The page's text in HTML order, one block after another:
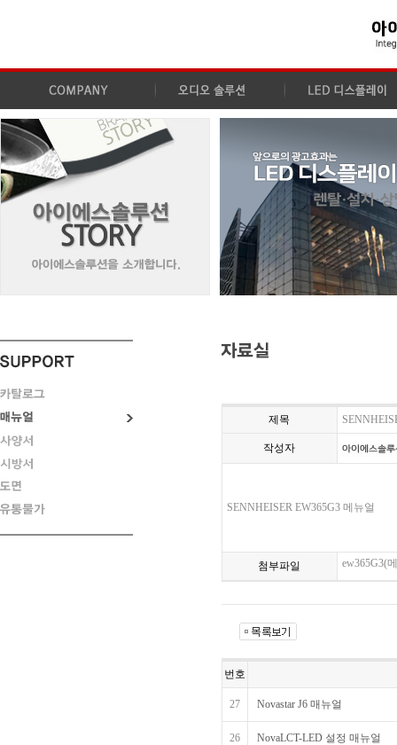
제목
작성자
SENNHEISER EW365G3 메뉴얼
첨부파일 ew365G3(
번호
27 Novastar J6 매뉴얼
26 NovaLCT-LED 설정 매뉴얼